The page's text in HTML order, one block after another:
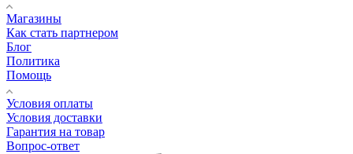
Магазины
Как стать партнером
Блог
Политика
Помощь
Условия оплаты
Условия доставки
Гарантия на товар
Вопрос-ответ